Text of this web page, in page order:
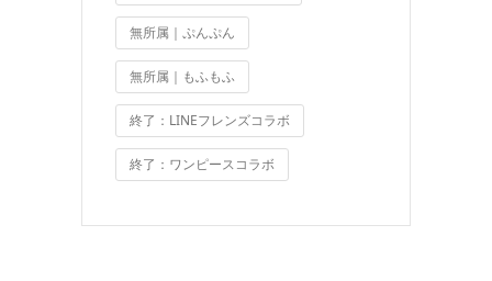
無所属｜ぷんぷん
無所属｜もふもふ
終了：LINEフレンズコラボ
終了：ワンピースコラボ